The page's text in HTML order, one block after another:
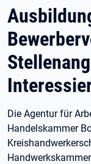
Die Agentur für
Handelskammer